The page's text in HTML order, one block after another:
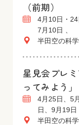
（前期）
4月10日・24
7月10日 、
半田空の科
星見会プレ
ってみよう」
4月25日、5
日、9月19日
半田空の科